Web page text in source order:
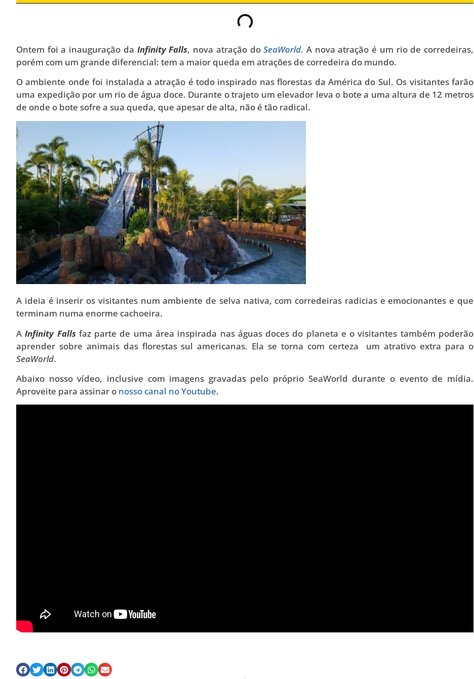
Ontem foi a inauguração da Infinity Falls, nova atração doSeaWorld. A nova atração é um rio de corredeiras,
porém com um grande diferencial: tem a maior queda em atrações de corredeira do mundo.
O ambiente onde foi instalada a atração é todo inspirado nas florestas da América do Sul. Os visitantes farão
uma expedição por um rio de água doce. Durante o trajeto um elevador leva o bote a uma altura de 12 metros
de onde o bote sofre a sua queda, que apesar de alta, não é tão radical.
A ideia é inserir os visitantes num ambiente de selva nativa, com corredeiras radicias e emocionantes e que
terminam numa enorme cachoeira.
AInfinity Fallsfaz parte de uma área inspirada nas águas doces do planeta e o visitantes também poderão
aprender sobre animais das florestas sul americanas. Ela se torna com certeza um atrativo extra para o
SeaWorld.
Abaixo nosso vídeo, inclusive com imagens gravadas pelo próprio SeaWorld durante o evento de mídia.
Aproveite para assinar o nosso canal no Youtube.